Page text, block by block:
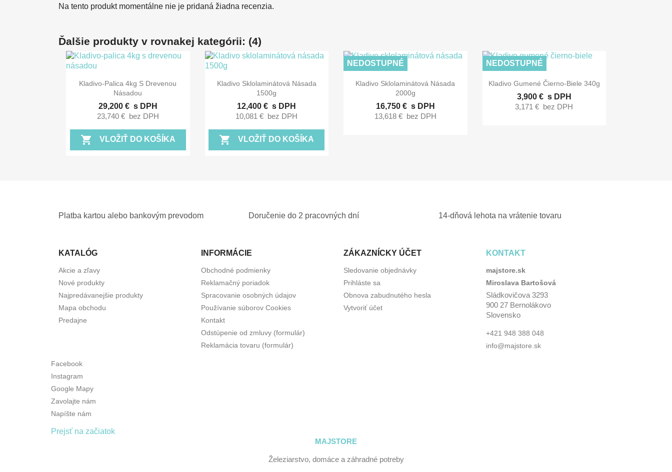
Na tento produkt momentálne nie je pridaná žiadna recenzia.
Ďalšie produkty v rovnakej kategórii: (4)
Rýchly náhľad
Kladivo-Palica 4kg S Drevenou
Násadou
29,200 € s DPH
23,740 € bez DPH
shopping_cart VLOŽIŤ DO KOŠÍKA
Rýchly náhľad
Kladivo Sklolaminátová Násada
1500g
12,400 € s DPH
10,081 € bez DPH
shopping_cart VLOŽIŤ DO KOŠÍKA
Rýchly náhľad
Kladivo Sklolaminátová Násada
2000g
16,750 € s DPH
13,618 € bez DPH
NEDOSTUPNÉ
Rýchly náhľad
Kladivo Gumené Čierno-Biele 340g
3,900 € s DPH
3,171 € bez DPH
NEDOSTUPNÉ
Platba kartou alebo bankovým prevodom Doručenie do 2 pracovných dní 14-dňová lehota na vrátenie tovaru
KATALÓG
Akcie a zľavy
Nové produkty
Najpredávanejšie produkty
Mapa obchodu
Predajne
INFORMÁCIE
Obchodné podmienky
Reklamačný poriadok
Spracovanie osobných údajov
Používanie súborov Cookies
Kontakt
Odstúpenie od zmluvy (formulár)
Reklamácia tovaru (formulár)
ZÁKAZNÍCKY ÚČET
Sledovanie objednávky
Prihláste sa
Obnova zabudnutého hesla
Vytvoriť účet
KONTAKT
majstore.sk
Miroslava Bartošová
Sládkovičova 3293
900 27 Bernolákovo
Slovensko
+421 948 388 048
info@majstore.sk
Facebook
Instagram
Google Mapy
Zavolajte nám
Napíšte nám
Prejsť na začiatok
MAJSTORE
Železiarstvo, domáce a záhradné potreby